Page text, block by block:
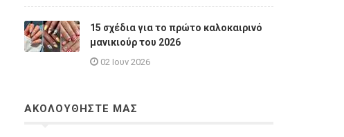
15 σχέδια για το πρώτο καλοκαιρινό
μανικιούρ του 2026
02 Ιουν 2026
ΑΚΟΛΟΥΘΗΣΤΕ ΜΑΣ